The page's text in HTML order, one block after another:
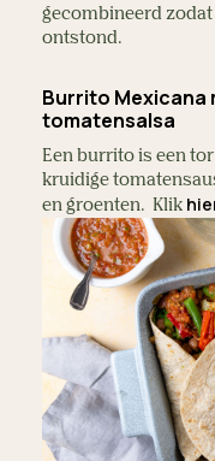
gecombineerd zodat
ontstond.
Burrito Mexicana
tomatensalsa
Een burrito is een
kruidige
en groenten. Klik